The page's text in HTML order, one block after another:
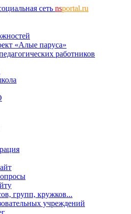
сеть nsportal.ru
«Алые паруса»
работников
групп, кружков...
учреждений